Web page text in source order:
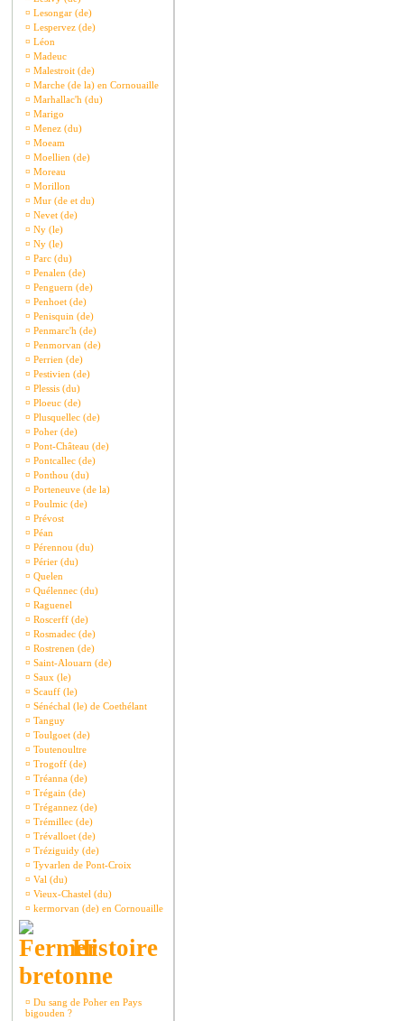
¤ Lesongar (de)
¤ Lespervez (de)
¤ Léon
¤ Madeuc
¤ Malestroit (de)
¤ Marche (de la) en Cornouaille
¤ Marhallac'h (du)
¤ Marigo
¤ Menez (du)
¤ Moeam
¤ Moellien (de)
¤ Moreau
¤ Morillon
¤ Mur (de et du)
¤ Nevet (de)
¤ Ny (le)
¤ Ny (le)
¤ Parc (du)
¤ Penalen (de)
¤ Penguern (de)
¤ Penhoet (de)
¤ Penisquin (de)
¤ Penmarc'h (de)
¤ Penmorvan (de)
¤ Perrien (de)
¤ Pestivien (de)
¤ Plessis (du)
¤ Ploeuc (de)
¤ Plusquellec (de)
¤ Poher (de)
¤ Pont-Château (de)
¤ Pontcallec (de)
¤ Ponthou (du)
¤ Porteneuve (de la)
¤ Poulmic (de)
¤ Prévost
¤ Péan
¤ Pérennou (du)
¤ Périer (du)
¤ Quelen
¤ Quélennec (du)
¤ Raguenel
¤ Roscerff (de)
¤ Rosmadec (de)
¤ Rostrenen (de)
¤ Saint-Alouarn (de)
¤ Saux (le)
¤ Scauff (le)
¤ Sénéchal (le) de Coethélant
¤ Tanguy
¤ Toulgoet (de)
¤ Toutenoultre
¤ Trogoff (de)
¤ Tréanna (de)
¤ Trégain (de)
¤ Trégannez (de)
¤ Trémillec (de)
¤ Trévalloet (de)
¤ Tréziguidy (de)
¤ Tyvarlen de Pont-Croix
¤ Val (du)
¤ Vieux-Chastel (du)
¤ kermorvan (de) en Cornouaille
Histoire
bretonne
¤ Du sang de Poher en Pays
bigouden ?